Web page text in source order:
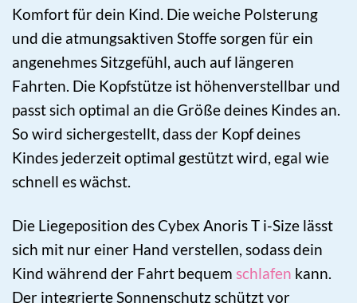
Komfort für dein Kind. Die weiche Polsterung
und die atmungsaktiven Stoffe sorgen für ein
angenehmes Sitzgefühl, auch auf längeren
Fahrten. Die Kopfstütze ist höhenverstellbar und
passt sich optimal an die Größe deines Kindes an.
So wird sichergestellt, dass der Kopf deines
Kindes jederzeit optimal gestützt wird, egal wie
schnell es wächst.
Die Liegeposition des Cybex Anoris T i-Size lässt
sich mit nur einer Hand verstellen, sodass dein
Kind während der Fahrt bequem schlafen kann.
Der integrierte Sonnenschutz schützt vor